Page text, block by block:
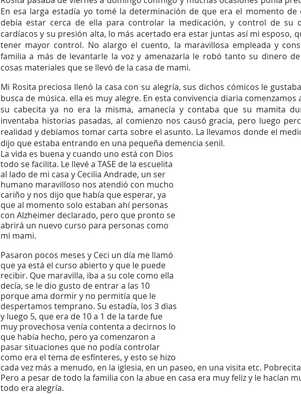
En esa larga estadía yo tomé la determinación de que era el momento
debía estar cerca de ella para controlar la medicación, y control de su
cardíacos y su presión alta, lo más acertado era estar juntas así mi esposo,
tener mayor control. No alargo el cuento, la maravillosa empleada y
familia a más de levantarle la voz y amenazarla le robó tanto su dinero
cosas materiales que se llevó de la casa de mami.
Mi Rosita preciosa llenó la casa con su alegría, sus dichos cómicos le
busca de música. ella es muy alegre. En esta convivencia diaria
su cabecita ya no era la misma, amanecía y contaba que su mamita
inventaba historias pasadas, al comienzo nos causó gracia, pero luego
realidad y debíamos tomar carta sobre el asunto. La llevamos donde el
dijo que estaba entrando en una pequeña demencia senil.
La vida es buena y cuando uno está con Dios
todo se facilita. Le llevé a TASE de la escuelita
al lado de mi casa y Cecilia Andrade, un ser
humano maravilloso nos atendió con mucho
cariño y nos dijo que había que esperar, ya
que al momento solo estaban ahí personas
con Alzheimer declarado, pero que pronto se
abrirá un nuevo curso para personas como
mi mami.
Pasaron pocos meses y Ceci un día me llamó
que ya está el curso abierto y que le puede
recibir. Que maravilla, iba a su cole como ella
decía, se le dio gusto de entrar a las 10
porque ama dormir y no permitía que le
despertamos temprano. Su estadía, los 3 dias
y luego 5, que era de 10 a 1 de la tarde fue
muy provechosa venía contenta a decirnos lo
que había hecho, pero ya comenzaron a
pasar situaciones que no podía controlar
como era el tema de esfínteres, y esto se hizo
cada vez más a menudo, en la iglesia, en un paseo, en una visita etc.
Pero a pesar de todo la familia con la abue en casa era muy feliz y le hacían
todo era alegría.